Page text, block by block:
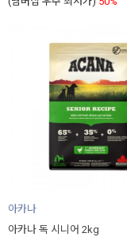
아카나
아카나 독 시니어 2kg